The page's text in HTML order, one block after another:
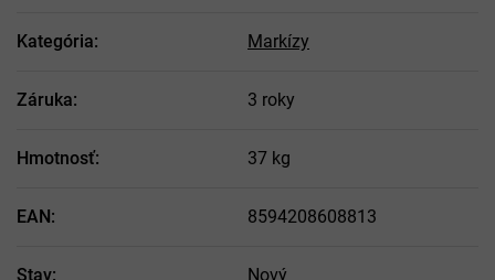
Kategória: Markízy
Záruka: 3 roky
Hmotnosť: 37 kg
EAN: 8594208608813
Stav: Nový